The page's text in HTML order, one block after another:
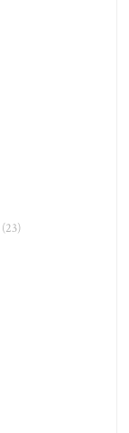
(23)